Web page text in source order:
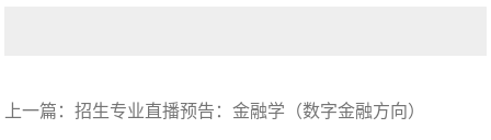
上一篇：招生专业直播预告：金融学（数字金融方向）